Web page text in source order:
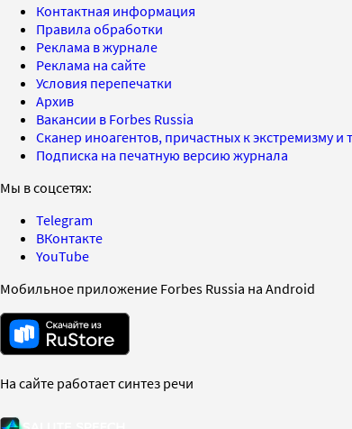
Контактная информация
Правила обработки
Реклама в журнале
Реклама на сайте
Условия перепечатки
Архив
Вакансии в Forbes Russia
Сканер иноагентов, причастных к экстремизму
Подписка на печатную версию журнала
Мы в соцсетях:
Telegram
ВКонтакте
YouTube
Мобильное приложение Forbes Russia на Android
На сайте работает синтез речи